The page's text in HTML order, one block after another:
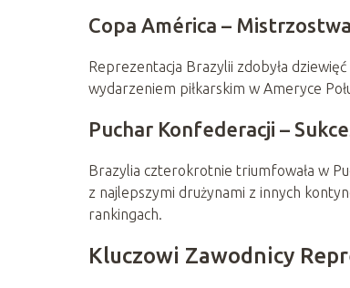
Copa América –
Reprezentacja Brazylii zdobyła
wydarzeniem piłkarskim w Ameryce
Puchar Konfederacji –
Brazylia czterokrotnie triumfowała w
z najlepszymi drużynami z innych
rankingach.
Kluczowi Zawodnicy